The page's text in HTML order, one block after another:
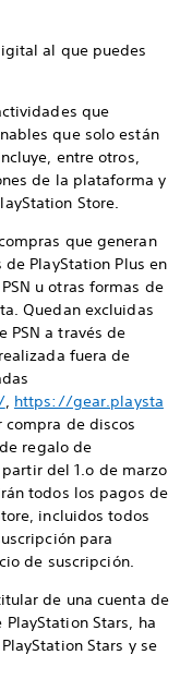
al que puedes
que
que solo están
entre otros,
de la plataforma y
Store.
que generan
PlayStation Plus en
u otras formas de
Quedan excluidas
PSN a través de
fuera de
, https://gear.playsta
de discos
regalo de
del 1.o de marzo
todos los pagos de
incluidos todos
para
de suscripción.
de una cuenta de
Stars, ha
Stars y se